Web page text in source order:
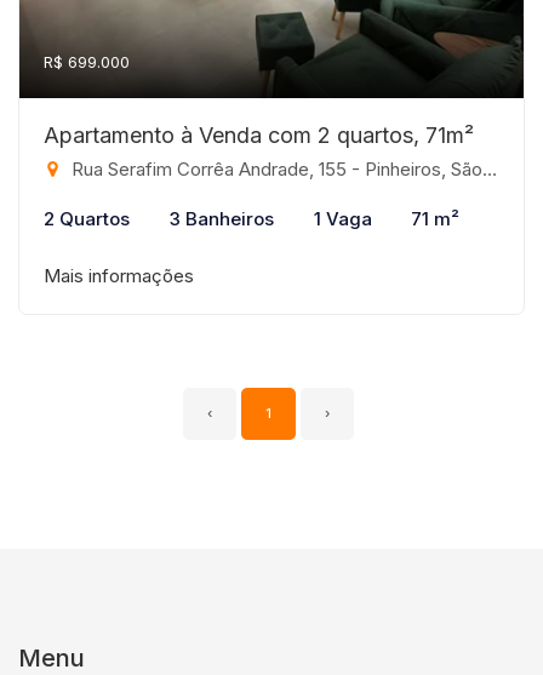
R$ 699.000
Apartamento à Venda com 2 quartos, 71m²
Rua Serafim Corrêa Andrade, 155 - Pinheiros, São José do Rio Preto-SP
2 Quartos 3 Banheiros 1 Vaga 71 m²
Mais informações
‹ 1 ›
Menu